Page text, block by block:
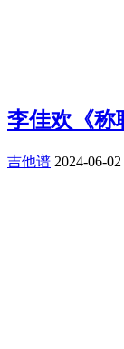
李佳欢《称
吉他谱 2024-06-02